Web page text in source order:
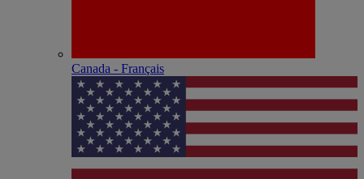
Canada - Français